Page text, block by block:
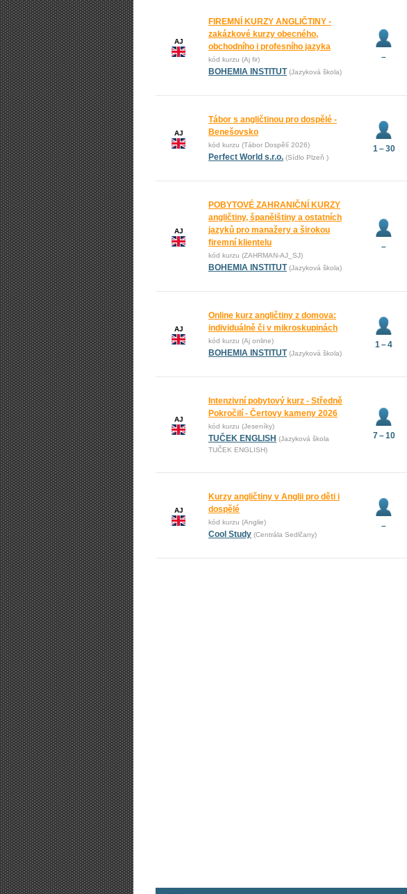
AJ
FIREMNÍ KURZY ANGLIČTINY -
zakázkové kurzy obecného,
obchodního i profesního jazyka
kód kurzu (Aj fir)
BOHEMIA INSTITUT (Jazyková škola)
–
AJ
Tábor s angličtinou pro dospělé -
Benešovsko
kód kurzu (Tábor Dospělí 2026)
Perfect World s.r.o. (Sídlo Plzeň )
1 – 30
AJ
POBYTOVÉ ZAHRANIČNÍ KURZY
angličtiny, španělštiny a ostatních
jazyků pro manažery a širokou
firemní klientelu
kód kurzu (ZAHRMAN-AJ_SJ)
BOHEMIA INSTITUT (Jazyková škola)
–
AJ
Online kurz angličtiny z domova:
individuálně či v mikroskupinách
kód kurzu (Aj online)
BOHEMIA INSTITUT (Jazyková škola)
1 – 4
AJ
Intenzivní pobytový kurz - Středně
Pokročilí - Čertovy kameny 2026
kód kurzu (Jeseníky)
TUČEK ENGLISH (Jazyková škola
TUČEK ENGLISH)
7 – 10
AJ
Kurzy angličtiny v Anglii pro děti i
dospělé
kód kurzu (Anglie)
Cool Study (Centrála Sedlčany)
–